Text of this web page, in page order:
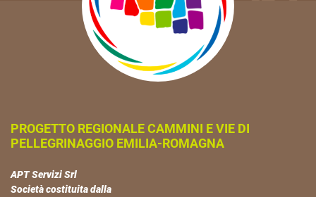
PROGETTO REGIONALE CAMMINI E VIE DI
PELLEGRINAGGIO EMILIA-ROMAGNA
APT Servizi Srl
Società costituita dalla